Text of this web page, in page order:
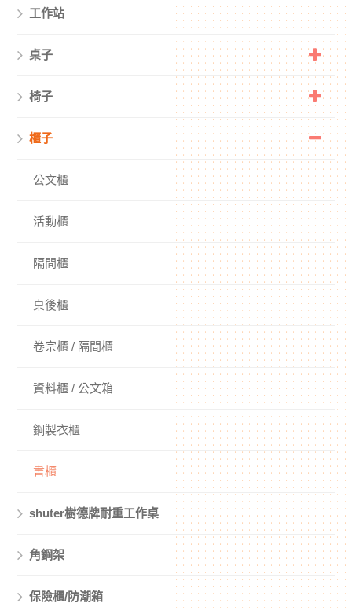
工作站
桌子
椅子
櫃子
公文櫃
活動櫃
隔間櫃
桌後櫃
卷宗櫃 / 隔間櫃
資料櫃 / 公文箱
鋼製衣櫃
書櫃
shuter樹德牌耐重工作桌
角鋼架
保險櫃/防潮箱